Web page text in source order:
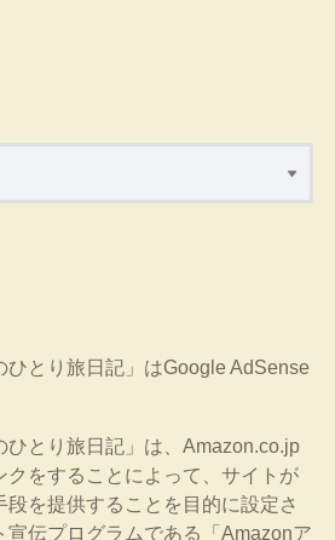
とり旅日記」はGoogle AdSense
とり旅日記」は、Amazon.co.jp
クをすることによって、サイトが
を提供することを目的に設定さ
宣伝プログラムである「Amazonア